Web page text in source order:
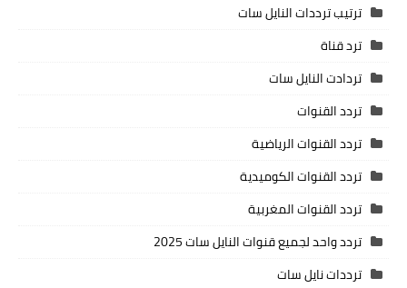
ترتيب ترددات النايل سات
ترد قناة
تردادت النايل سات
تردد القنوات
تردد القنوات الرياضية
تردد القنوات الكوميدية
تردد القنوات المغربية
تردد واحد لجميع قنوات النايل سات 2025
ترددات نايل سات